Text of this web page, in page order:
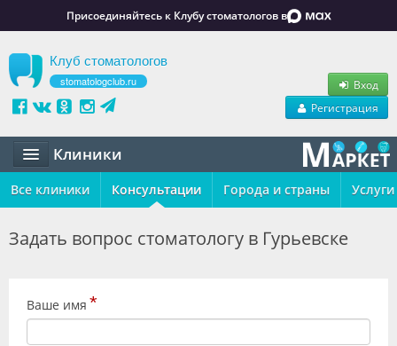
Присоединяйтесь к Клубу стоматологов в
Клуб стоматологов
stomatologclub.ru
Вход
Регистрация
Клиники
Статьи
Вакансии
Резюме
Все клиники Консультации Города и страны Услуги
Задать вопрос стоматологу в Гурьевске
Ваше имя *